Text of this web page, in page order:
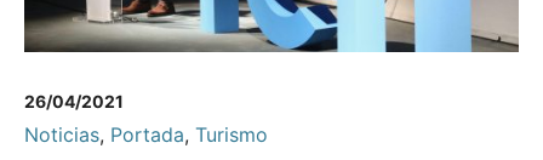
26/04/2021
Noticias, Portada, Turismo